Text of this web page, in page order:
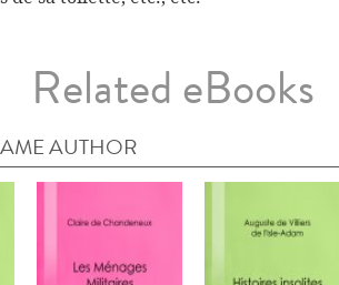
Related eBooks
AUTHOR